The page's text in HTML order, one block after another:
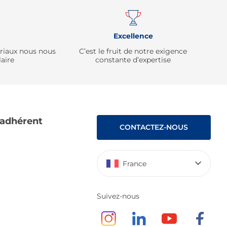
nous nous
Excellence
C’est le fruit de notre exigence
constante d’expertise
CONTACTEZ-NOUS
France
Suivez-nous